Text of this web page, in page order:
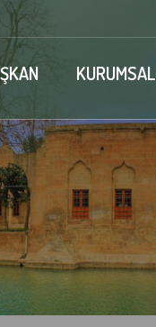
KURUMSAL